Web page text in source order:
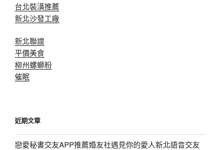
台北裝潢推薦
新北沙發工廠
新北聯誼
平價美食
柳州螺螄粉
催眠
近期文章
戀愛秘書交友APP推薦婚友社遇見你的愛人新北語音交友